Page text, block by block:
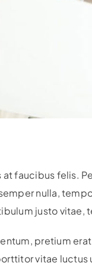
faucibus felis.
nulla,
justo vitae,
pretium
vitae